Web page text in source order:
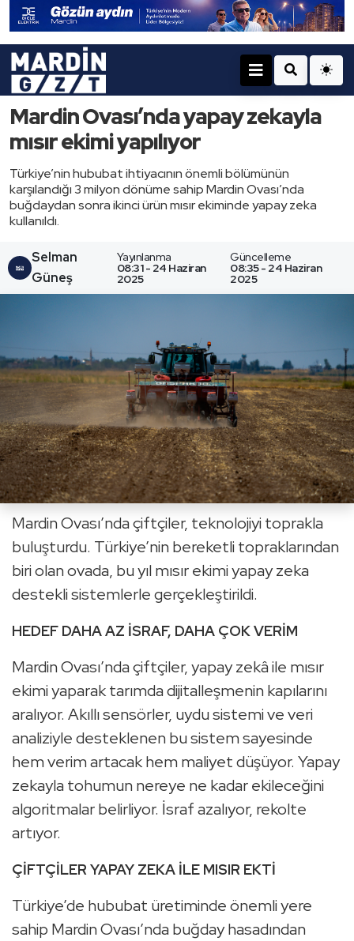
Mardin Ovası’nda yapay zekayla
mısır ekimi yapılıyor
Türkiye’nin hububat ihtiyacının önemli bölümünün
karşılandığı 3 milyon dönüme sahip Mardin Ovası’nda
buğdaydan sonra ikinci ürün mısır ekiminde yapay zeka
kullanıldı.
Selman
Güneş
Yayınlanma
08:31 - 24 Haziran
2025
Güncelleme
08:35 - 24 Haziran
2025
Mardin Ovası’nda çiftçiler, teknolojiyi toprakla
buluşturdu. Türkiye’nin bereketli topraklarından
biri olan ovada, bu yıl mısır ekimi yapay zeka
destekli sistemlerle gerçekleştirildi.
HEDEF DAHA AZ İSRAF, DAHA ÇOK VERİM
Mardin Ovası’nda çiftçiler, yapay zekâ ile mısır
ekimi yaparak tarımda dijitalleşmenin kapılarını
aralıyor. Akıllı sensörler, uydu sistemi ve veri
analiziyle desteklenen bu sistem sayesinde
hem verim artacak hem maliyet düşüyor. Yapay
zekayla tohumun nereye ne kadar ekileceğini
algoritmalar belirliyor. İsraf azalıyor, rekolte
artıyor.
ÇİFTÇİLER YAPAY ZEKA İLE MISIR EKTİ
Türkiye’de hububat üretiminde önemli yere
sahip Mardin Ovası’nda buğday hasadından